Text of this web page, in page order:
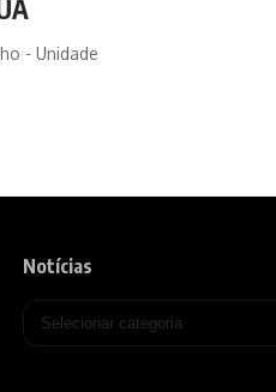
- Unidade
Notícias